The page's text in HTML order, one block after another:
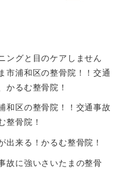
ングと目のケアしません
市浦和区の整骨院！！交通
かるむ整骨院！
和区の整骨院！！交通事故
整骨院！
出来る！かるむ整骨院！
故に強いさいたまの整骨